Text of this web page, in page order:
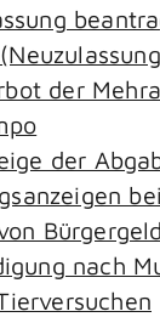
der
der
nach